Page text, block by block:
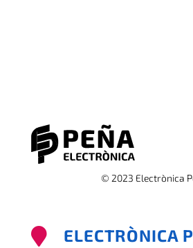
© 2023 Electrònica
 ELECTRÒNICA